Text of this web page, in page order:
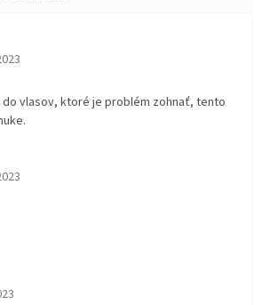
obchodu je 5 z 5 hviezdičiek.
do vlasov, ktoré je problém zohnať, tento
obchodu je 5 z 5 hviezdičiek.
obchodu je 5 z 5 hviezdičiek.